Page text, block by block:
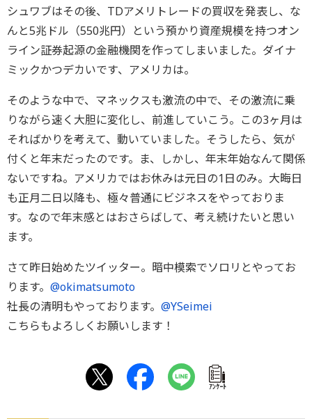
シュワブはその後、TDアメリトレードの買収を発表し、な
んと5兆ドル（550兆円）という預かり資産規模を持つオン
ライン証券起源の金融機関を作ってしまいました。ダイナ
ミックかつデカいです、アメリカは。
そのような中で、マネックスも激流の中で、その激流に乗
りながら速く大胆に変化し、前進していこう。この3ヶ月は
そればかりを考えて、動いていました。そうしたら、気が
付くと年末だったのです。ま、しかし、年末年始なんて関係
ないですね。アメリカではお休みは元日の1日のみ。大晦日
も正月二日以降も、極々普通にビジネスをやっておりま
す。なので年末感とはおさらばして、考え続けたいと思い
ます。
さて昨日始めたツイッター。暗中模索でソロリとやってお
ります。 @okimatsumoto
社長の清明もやっております。 @YSeimei
こちらもよろしくお願いします！
ｱﾝｹｰﾄ